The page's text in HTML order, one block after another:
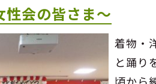
会の皆さま～
着物・
と踊り